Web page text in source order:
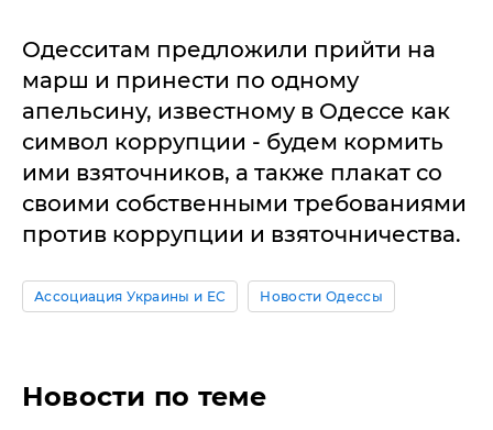
Одесситам предложили прийти на
марш и принести по одному
апельсину, известному в Одессе как
символ коррупции - будем кормить
ими взяточников, а также плакат со
своими собственными требованиями
против коррупции и взяточничества.
Ассоциация Украины и ЕС Новости Одессы
Новости по теме